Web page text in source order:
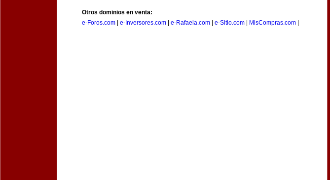
Otros dominios en venta:
e-Foros.com
e-Inversores.com e-Rafaela.com e-Sitio.com MisCompras.com